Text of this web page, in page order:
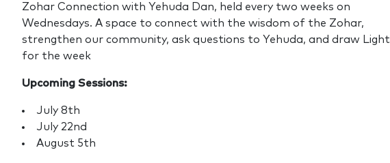
Zohar Connection with Yehuda Dan, held every two weeks on
Wednesdays. A space to connect with the wisdom of the Zohar,
strengthen our community, ask questions to Yehuda, and draw Light
for the week
Upcoming Sessions:
July 8th
July 22nd
August 5th